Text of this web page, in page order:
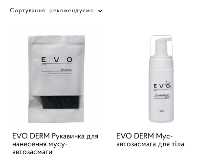
Сортування: рекомендуємо
EVO DERM Рукавичка для
нанесення мусу-
автозасмаги
EVO DERM Мус-
автозасмага для тіла